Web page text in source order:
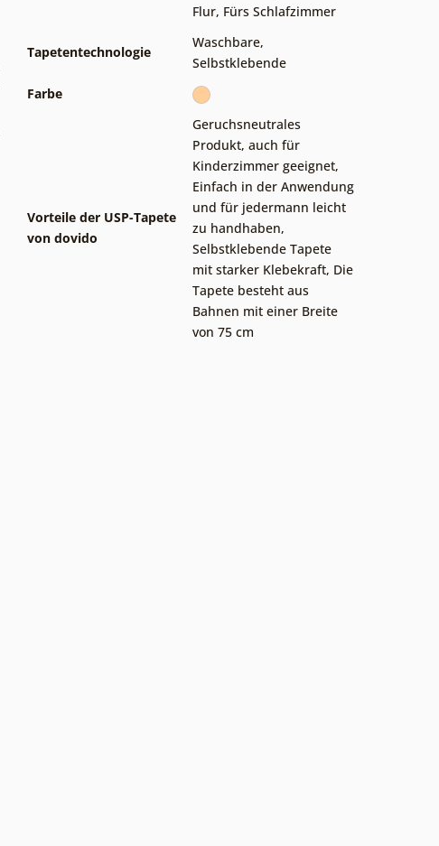
Flur, Fürs Schlafzimmer
Tapetentechnologie
Waschbare,
Selbstklebende
Farbe
Vorteile der USP-Tapete
von dovido
Geruchsneutrales
Produkt, auch für
Kinderzimmer geeignet,
Einfach in der Anwendung
und für jedermann leicht
zu handhaben,
Selbstklebende Tapete
mit starker Klebekraft, Die
Tapete besteht aus
Bahnen mit einer Breite
von 75 cm